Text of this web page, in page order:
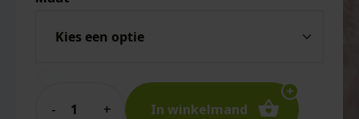
In winkelmand